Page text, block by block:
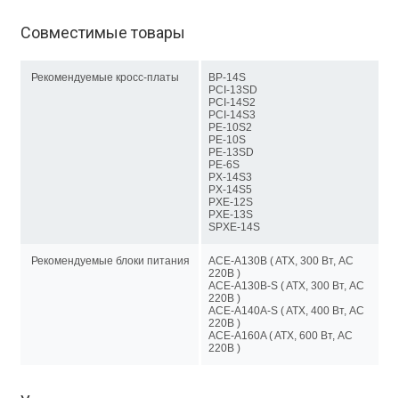
Совместимые товары
Рекомендуемые кросс-платы
BP-14S
PCI-13SD
PCI-14S2
PCI-14S3
PE-10S2
PE-10S
PE-13SD
PE-6S
PX-14S3
PX-14S5
PXE-12S
PXE-13S
SPXE-14S
Рекомендуемые блоки питания
ACE-A130B ( ATX, 300 Вт, AC
220В )
ACE-A130B-S ( ATX, 300 Вт, AC
220В )
ACE-A140A-S ( ATX, 400 Вт, AC
220В )
ACE-A160A ( ATX, 600 Вт, AC
220В )